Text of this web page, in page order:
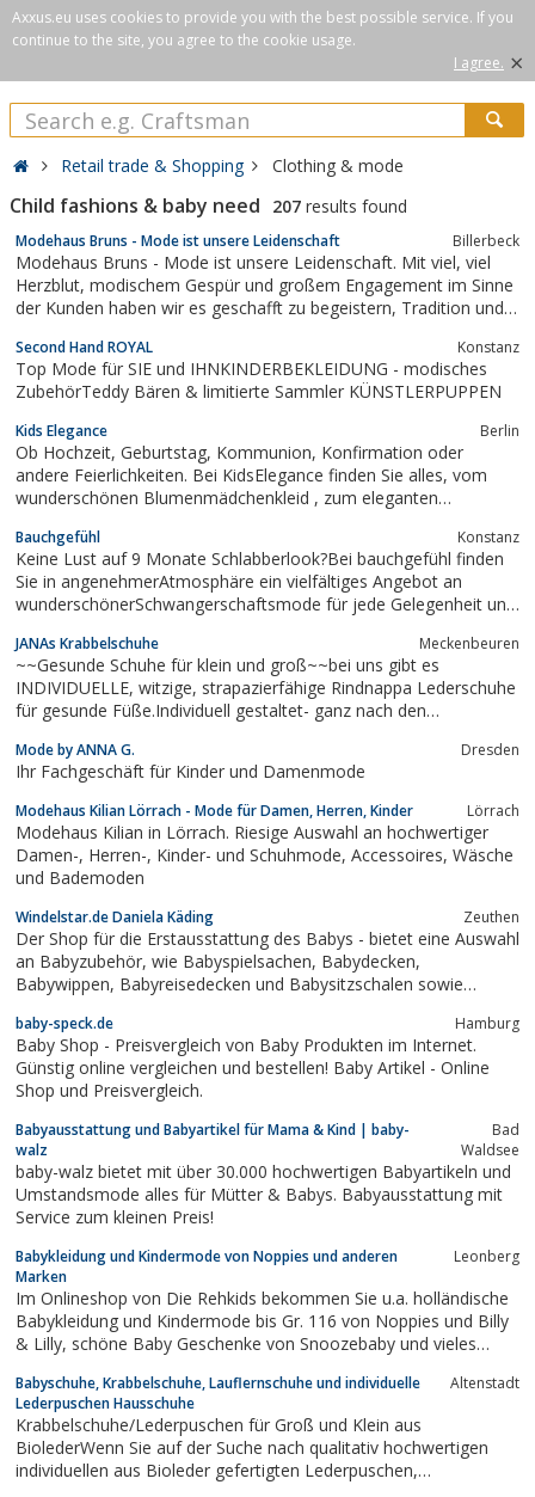
Axxus.eu uses cookies to provide you with the best possible service. If you
continue to the site, you agree to the cookie usage.
I agree. ×
Retail trade & Shopping Clothing & mode
Child fashions & baby need 207 results found
Modehaus Bruns - Mode ist unsere Leidenschaft Billerbeck
Modehaus Bruns - Mode ist unsere Leidenschaft. Mit viel, viel
Herzblut, modischem Gespür und großem Engagement im Sinne
der Kunden haben wir es geschafft zu begeistern, Tradition und
und Ihre Wünsche zu erfüllen ist unser Ziel. Herzlich willkommen.
Second Hand ROYAL Konstanz
Top Mode für SIE und IHNKINDERBEKLEIDUNG - modisches
ZubehörTeddy Bären & limitierte Sammler KÜNSTLERPUPPEN
Kids Elegance Berlin
Ob Hochzeit, Geburtstag, Kommunion, Konfirmation oder
andere Feierlichkeiten. Bei KidsElegance finden Sie alles, vom
wunderschönen Blumenmädchenkleid , zum eleganten
Kommunionkleid . Besuchen Sie unseren Onlineshop, wir sorgen
für ein einzigartiges Erscheinen ihrer Kleinen.
Bauchgefühl Konstanz
Keine Lust auf 9 Monate Schlabberlook?Bei bauchgefühl finden
Sie in angenehmerAtmosphäre ein vielfältiges Angebot an
wunderschönerSchwangerschaftsmode für jede Gelegenheit und
internationalenMarken bieten wir Ihnen auch sonst einiges, was
dieSchwangerschaft und Stillzeit...
JANAs Krabbelschuhe Meckenbeuren
~~Gesunde Schuhe für klein und groß~~bei uns gibt es
INDIVIDUELLE, witzige, strapazierfähige Rindnappa Lederschuhe
für gesunde Füße.Individuell gestaltet- ganz nach den
Schritten,rutschsicher durch angeraute Sohle,wie barfuß laufen –
aber sicher geschützte...
Mode by ANNA G. Dresden
Ihr Fachgeschäft für Kinder und Damenmode
Modehaus Kilian Lörrach - Mode für Damen, Herren, Kinder Lörrach
Modehaus Kilian in Lörrach. Riesige Auswahl an hochwertiger
Damen-, Herren-, Kinder- und Schuhmode, Accessoires, Wäsche
und Bademoden
Windelstar.de Daniela Käding Zeuthen
Der Shop für die Erstausstattung des Babys - bietet eine Auswahl
an Babyzubehör, wie Babyspielsachen, Babydecken,
Babywippen, Babyreisedecken und Babysitzschalen sowie
ebenfalls verschiedene Babybekleidung, hier haben wir ein
Sortiment an Babybekleidung aus...
baby-speck.de Hamburg
Baby Shop - Preisvergleich von Baby Produkten im Internet.
Günstig online vergleichen und bestellen! Baby Artikel - Online
Shop und Preisvergleich.
Babyausstattung und Babyartikel für Mama & Kind | baby-
walz
Bad
Waldsee
baby-walz bietet mit über 30.000 hochwertigen Babyartikeln und
Umstandsmode alles für Mütter & Babys. Babyausstattung mit
Service zum kleinen Preis!
Babykleidung und Kindermode von Noppies und anderen
Marken
Leonberg
Im Onlineshop von Die Rehkids bekommen Sie u.a. holländische
Babykleidung und Kindermode bis Gr. 116 von Noppies und Billy
& Lilly, schöne Baby Geschenke von Snoozebaby und vieles
Babyschuhe, Krabbelschuhe, Lauflernschuhe und individuelle
Lederpuschen Hausschuhe
Altenstadt
Krabbelschuhe/Lederpuschen für Groß und Klein aus
BiolederWenn Sie auf der Suche nach qualitativ hochwertigen
individuellen aus Bioleder gefertigten Lederpuschen,